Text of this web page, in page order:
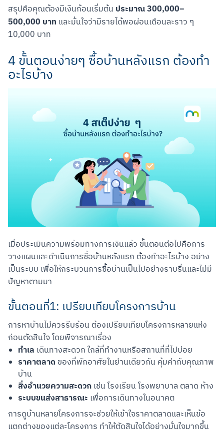
Scan to Download
สรุปคือคุณต้องมีเงินก้อนเริ่มต้น ประมาณ 300,000–
500,000 บาท และมั่นใจว่ามีรายได้พอผ่อนเดือนละราว ๆ
10,000 บาท
4 ขั้นตอนง่ายๆ ซื้อบ้านหลังแรก ต้องทำ
อะไรบ้าง
เมื่อประเมินความพร้อมทางการเงินแล้ว ขั้นตอนต่อไปคือการ
วางแผนและดำเนินการซื้อบ้านหลังแรก ต้องทําอะไรบ้าง อย่าง
เป็นระบบ เพื่อให้กระบวนการซื้อบ้านเป็นไปอย่างราบรื่นและไม่มี
ปัญหาตามมา
ขั้นตอนที่1: เปรียบเทียบโครงการบ้าน
การหาบ้านไม่ควรรีบร้อน ต้องเปรียบเทียบโครงการหลายแห่ง
ก่อนตัดสินใจ โดยพิจารณาเรื่อง
ทำเล เดินทางสะดวก ใกล้ที่ทำงานหรือสถานที่ที่ไปบ่อย
ราคาตลาด ของที่พักอาศัยในย่านเดียวกัน คุ้มค่ากับคุณภาพ
บ้าน
สิ่งอำนวยความสะดวกเช่น โรงเรียน โรงพยาบาล ตลาด ห้าง
ระบบขนส่งสาธารณะ เพื่อการเดินทางในอนาคต
การดูบ้านหลายโครงการจะช่วยให้เข้าใจราคาตลาดและเห็นข้อ
แตกต่างของแต่ละโครงการ ทำให้ตัดสินใจได้อย่างมั่นใจมากขึ้น